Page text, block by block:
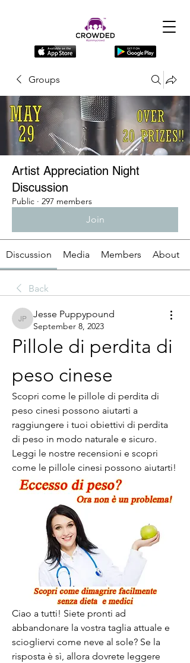
Groups
Artist Appreciation Night
Discussion
Public · 297 members
Join
Discussion Media Members About
Back
Jesse Puppypound
Jesse Puppypound
September 8, 2023
Pillole di perdita di
peso cinese
Scopri come le pillole di perdita di
peso cinesi possono aiutarti a
raggiungere i tuoi obiettivi di perdita
di peso in modo naturale e sicuro.
Leggi le nostre recensioni e scopri
come le pillole cinesi possono aiutarti!
Ciao a tutti! Siete pronti ad
abbandonare la vostra taglia attuale e
sciogliervi come neve al sole? Se la
risposta è sì, allora dovrete leggere